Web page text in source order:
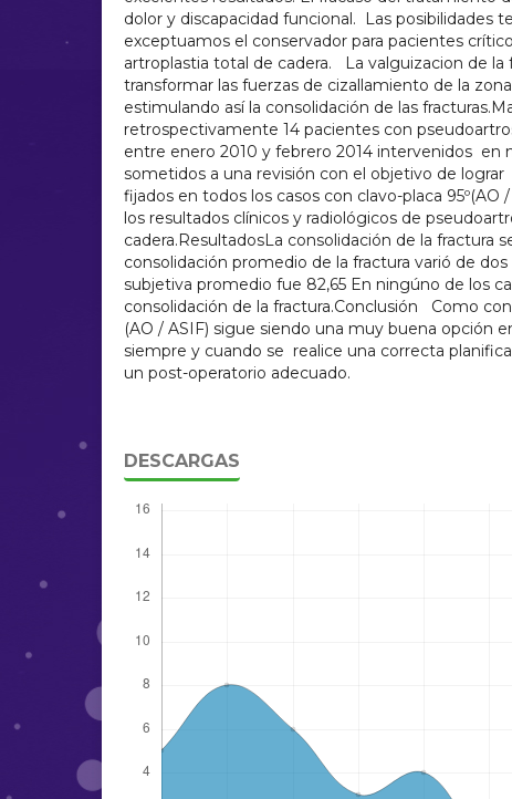
dolor y discapacidad funcional. Las posibilidades
exceptuamos el conservador para pacientes
artroplastia total de cadera. La valguizacion de
transformar las fuerzas de cizallamiento de la
estimulando así la consolidación de las
retrospectivamente 14 pacientes con
entre enero 2010 y febrero 2014 intervenidos en
sometidos a una revisión con el objetivo de
fijados en todos los casos con clavo-placa
los resultados clínicos y radiológicos de
cadera.ResultadosLa consolidación de la fractura
consolidación promedio de la fractura varió de dos
subjetiva promedio fue 82,65 En ningúno de los
consolidación de la fractura.Conclusión Como
(AO / ASIF) sigue siendo una muy buena opción
siempre y cuando se realice una correcta
un post-operatorio adecuado.
DESCARGAS